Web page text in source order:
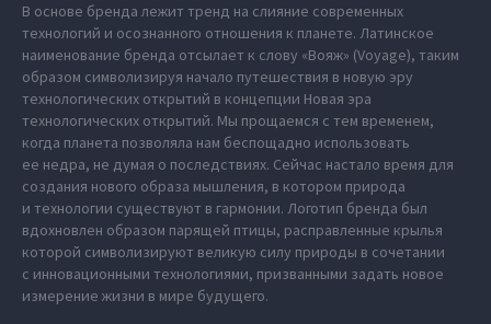
В основе бренда лежит тренд на слияние современных
технологий и осознанного отношения к планете. Латинское
наименование бренда отсылает к слову «Вояж» (Voyage), таким
образом символизируя начало путешествия в новую эру
технологических открытий в концепции Новая эра
технологических открытий. Мы прощаемся с тем временем,
когда планета позволяла нам беспощадно использовать
ее недра, не думая о последствиях. Сейчас настало время для
создания нового образа мышления, в котором природа
и технологии существуют в гармонии. Логотип бренда был
вдохновлен образом парящей птицы, расправленные крылья
которой символизируют великую силу природы в сочетании
с инновационными технологиями, призванными задать новое
измерение жизни в мире будущего.